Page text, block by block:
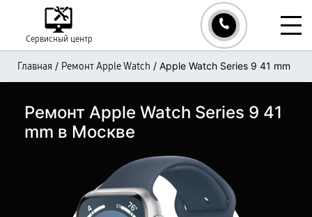
Сервисный центр
Главная / Ремонт Apple Watch / Apple Watch Series 9 41 mm
Ремонт Apple Watch Series 9 41
mm в Москве